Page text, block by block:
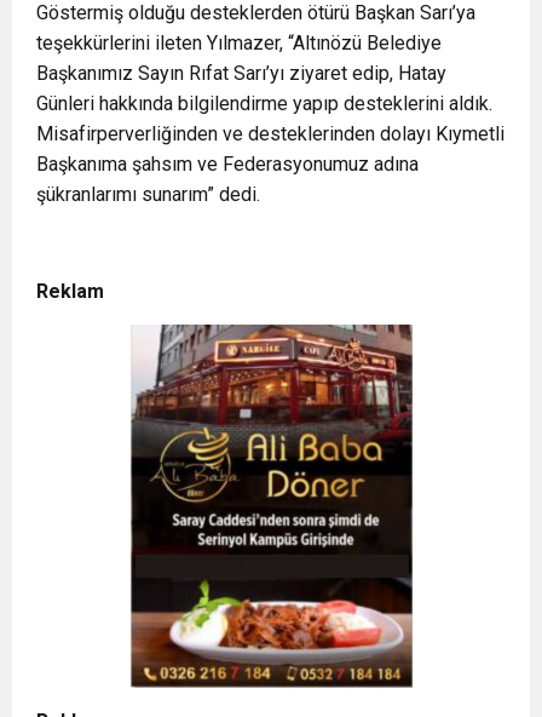
Göstermiş olduğu desteklerden ötürü Başkan Sarı’ya
teşekkürlerini ileten Yılmazer, “Altınözü Belediye
Başkanımız Sayın Rıfat Sarı’yı ziyaret edip, Hatay
Günleri hakkında bilgilendirme yapıp desteklerini aldık.
Misafirperverliğinden ve desteklerinden dolayı Kıymetli
Başkanıma şahsım ve Federasyonumuz adına
şükranlarımı sunarım” dedi.
Reklam